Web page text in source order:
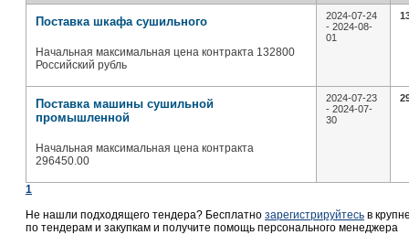
Поставка шкафа сушильного
Начальная максимальная цена контракта 132800
Российский рубль
2024-07-24
- 2024-08-
01
Поставка машины сушильной
промышленной
Начальная максимальная цена контракта
296450.00
2024-07-23
- 2024-07-
30
1
Не нашли подходящего тендера? Бесплатно зарегистрируйтесь в
по тендерам и закупкам и получите помощь персонального менеджера